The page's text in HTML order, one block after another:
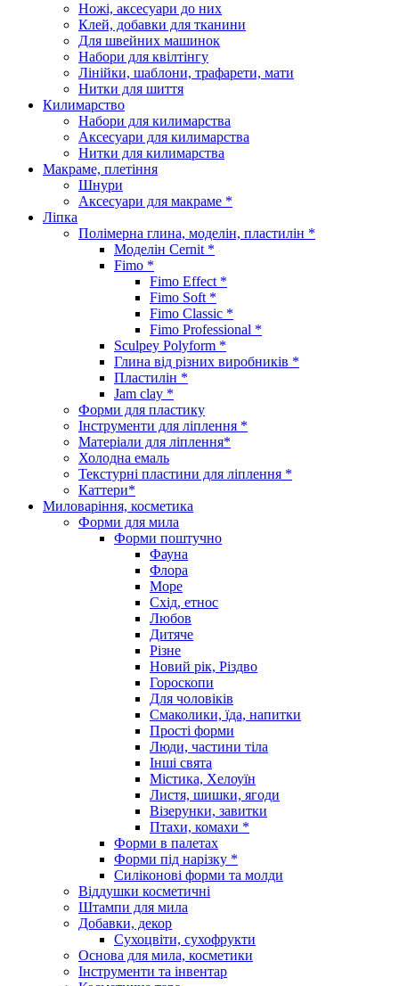
Ножі, аксесуари до них
Клей, добавки для тканини
Для швейних машинок
Набори для квілтінгу
Лінійки, шаблони, трафарети, мати
Нитки для шиття
Килимарство
Набори для килимарства
Аксесуари для килимарства
Нитки для килимарства
Макраме, плетіння
Шнури
Аксесуари для макраме *
Ліпка
Полімерна глина, моделін, пластилін *
Моделін Cernit *
Fimo *
Fimo Effect *
Fimo Soft *
Fimo Classic *
Fimo Professional *
Sculpey Polyform *
Глина від різних виробників *
Пластилін *
Jam clay *
Форми для пластику
Інструменти для ліплення *
Матеріали для ліплення*
Холодна емаль
Текстурні пластини для ліплення *
Каттери*
Миловаріння, косметика
Форми для мила
Форми поштучно
Фауна
Флора
Море
Схід, етнос
Любов
Дитяче
Різне
Новий рік, Різдво
Гороскопи
Для чоловіків
Смаколики, їда, напитки
Прості форми
Люди, частини тіла
Інші свята
Містика, Хелоуїн
Листя, шишки, ягоди
Візерунки, завитки
Птахи, комахи *
Форми в палетах
Форми під нарізку *
Силіконові форми та молди
Віддушки косметичні
Штампи для мила
Добавки, декор
Сухоцвіти, сухофрукти
Основа для мила, косметики
Інструменти та інвентар